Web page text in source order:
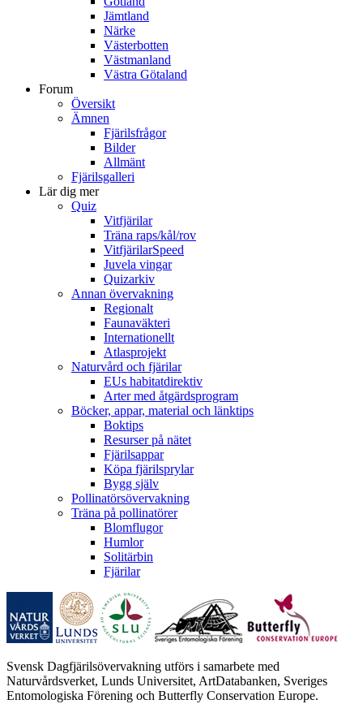
Jämtland
Närke
Västerbotten
Västmanland
Västra Götaland
Forum
Översikt
Ämnen
Fjärilsfrågor
Bilder
Allmänt
Fjärilsgalleri
Lär dig mer
Quiz
Vitfjärilar
Träna raps/kål/rov
VitfjärilarSpeed
Juvela vingar
Quizarkiv
Annan övervakning
Regionalt
Faunaväkteri
Internationellt
Atlasprojekt
Naturvård och fjärilar
EUs habitatdirektiv
Arter med åtgärdsprogram
Böcker, appar, material och länktips
Boktips
Resurser på nätet
Fjärilsappar
Köpa fjärilsprylar
Bygg själv
Pollinatörsövervakning
Träna på pollinatörer
Blomflugor
Humlor
Solitärbin
Fjärilar
Svensk Dagfjärilsövervakning utförs i samarbete med
Naturvårdsverket, Lunds Universitet, ArtDatabanken, Sveriges
Entomologiska Förening och Butterfly Conservation Europe.